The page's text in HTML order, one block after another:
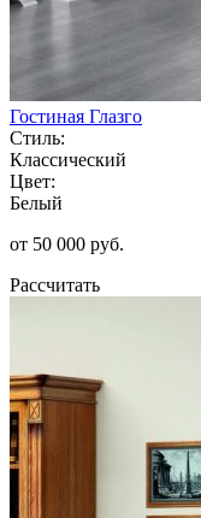
Гостиная Глазго
Стиль:
Классический
Цвет:
Белый
от 50 000 руб.
Рассчитать